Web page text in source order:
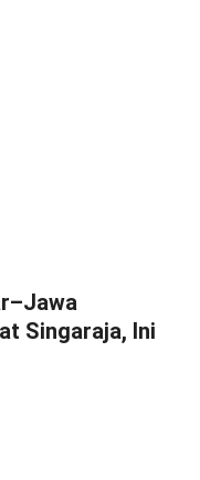
Singaraja, Ini